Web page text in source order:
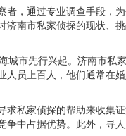
，通过专业调查手段，
南市私家侦探的现状、
城市先行兴起。济南市私
员上百人，他们通常在婚
私家侦探的帮助来收集
争中占据优势。此外，寻